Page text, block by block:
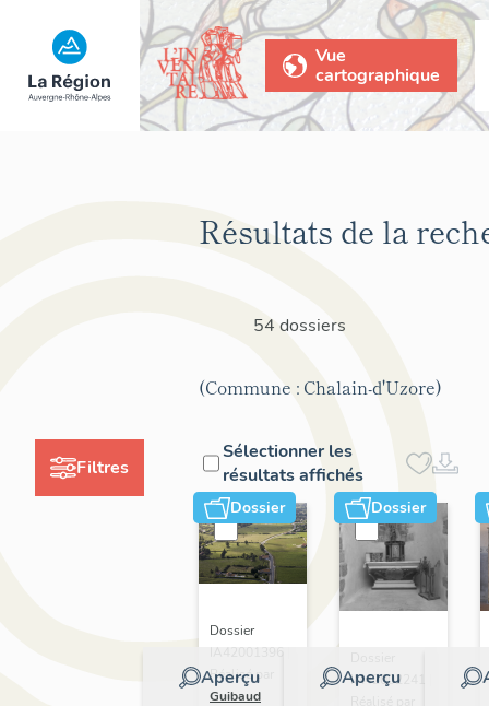
Vue
cartographique
Filtres
Résultats de la
54 dossiers
(Commune : Chalain-d'Uzore)
Sélectionner les
résultats affichés
Dossier
Aperçu
Dossier
IA42001396 |
Réalisé par
Guibaud
Dossier
Aperçu
IM42002241 |